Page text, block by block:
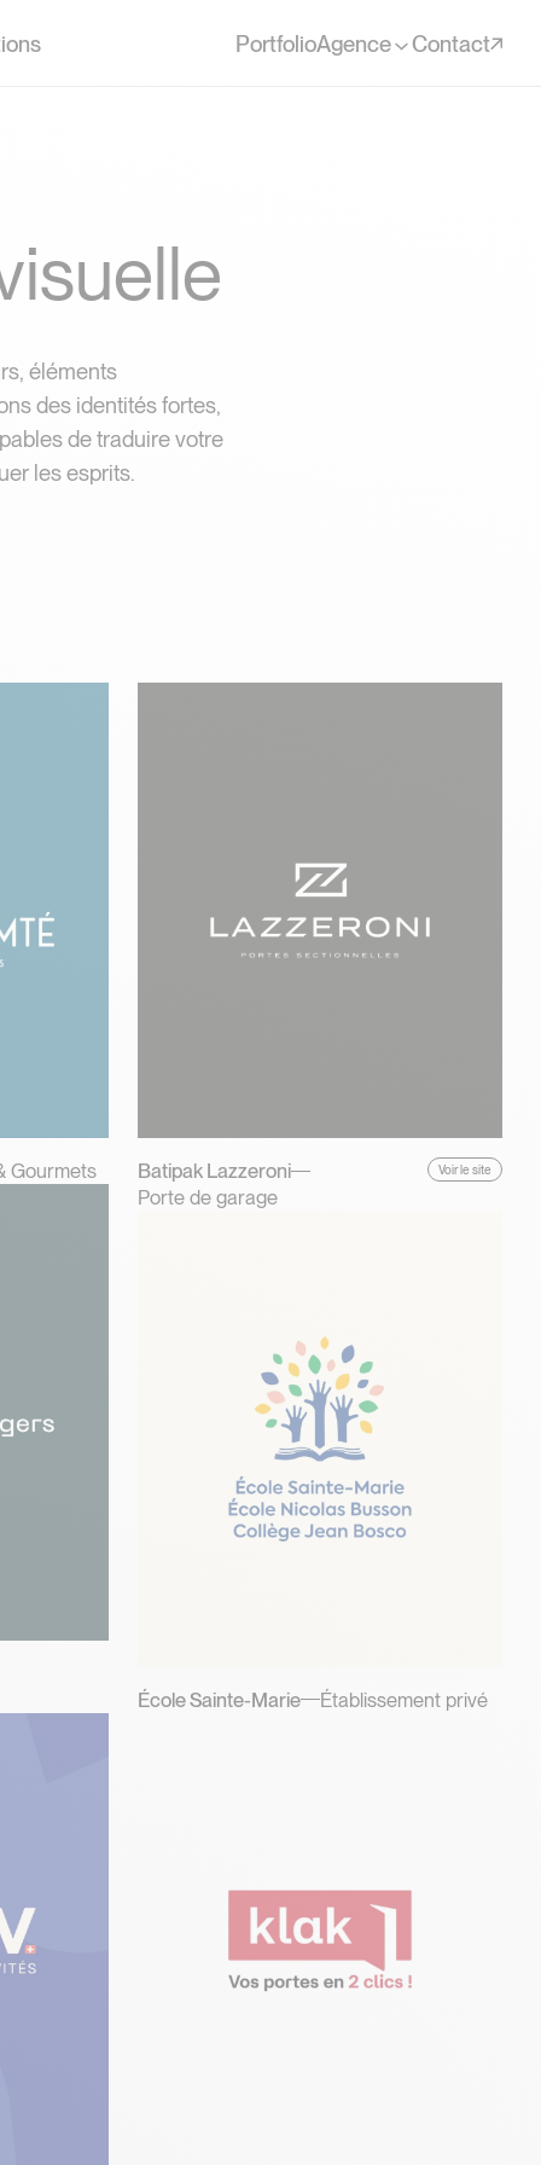
PortfolioAgence Contact
éléments
des identités fortes,
de traduire votre
les esprits.
Gourmets
Batipak Lazzeroni
Porte de garage
Voir le site
École Sainte-Marie Établissement privé